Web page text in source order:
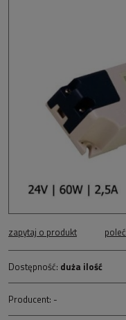
zapytaj o produkt
Dostępność: duża ilość
Producent: -